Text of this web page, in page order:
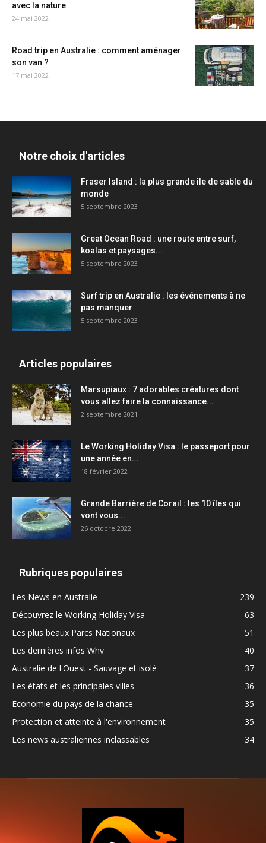
avec la nature
24 mai 2022
Road trip en Australie : comment aménager
son van ?
17 mai 2022
Notre choix d'articles
Fraser Island : la plus grande île de sable du
monde
5 septembre 2023
Great Ocean Road : une route entre surf,
koalas et paysages...
5 septembre 2023
Surf trip en Australie : les événements à ne
pas manquer
5 septembre 2023
Articles populaires
Marsupiaux : 7 adorables créatures dont
vous allez faire la connaissance...
2 septembre 2021
Le Working Holiday Visa : le passeport pour
une année en...
18 février 2022
Grande Barrière de Corail : les 10 îles qui
vont vous...
26 octobre 2022
Rubriques populaires
Les News en Australie
239
Découvrez le Working Holiday Visa
63
Les plus beaux Parcs Nationaux
51
Les dernières infos Whv
40
Australie de l'Ouest - Sauvage et isolé
37
Les états et les principales villes
36
Economie du pays de la chance
35
Protection et atteinte à l'environnement
35
Les news australiennes inclassables
34